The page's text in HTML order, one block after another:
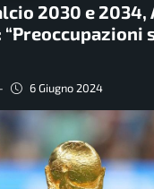
2030 e 2034,
- 6 Giugno 2024